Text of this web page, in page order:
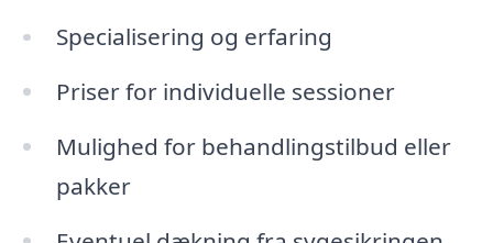
Specialisering og erfaring
Priser for individuelle sessioner
Mulighed for behandlingstilbud eller
pakker